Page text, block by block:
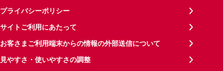
プライバシーポリシー
サイトご利用にあたって
お客さまご利用端末からの情報の外部送信について
見やすさ・使いやすさの調整